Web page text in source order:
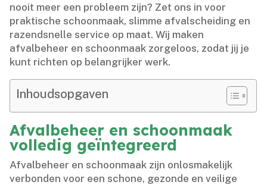
nooit meer een probleem zijn? Zet ons in voor
praktische schoonmaak, slimme afvalscheiding en
razendsnelle service op maat.​ Wij maken
afvalbeheer en schoonmaak zorgeloos, zodat jij je
kunt richten op belangrijker werk.​
Inhoudsopgaven
Afvalbeheer en schoonmaak
volledig geïntegreerd
Afvalbeheer en schoonmaak zijn onlosmakelijk
verbonden voor een schone, gezonde en veilige